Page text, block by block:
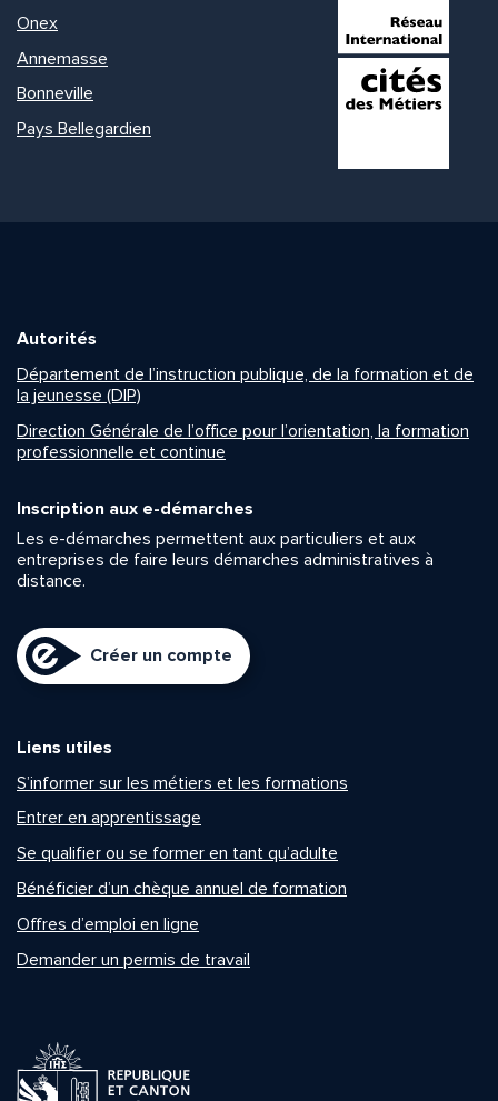
Onex
Annemasse
Bonneville
Pays Bellegardien
Autorités
Département de l’instruction publique, de la formation et de
la jeunesse (DIP)
Direction Générale de l’office pour l’orientation, la formation
professionnelle et continue
Inscription aux e-démarches
Les e-démarches permettent aux particuliers et aux
entreprises de faire leurs démarches administratives à
distance.
Créer un compte
Liens utiles
S’informer sur les métiers et les formations
Entrer en apprentissage
Se qualifier ou se former en tant qu’adulte
Bénéficier d’un chèque annuel de formation
Offres d’emploi en ligne
Demander un permis de travail